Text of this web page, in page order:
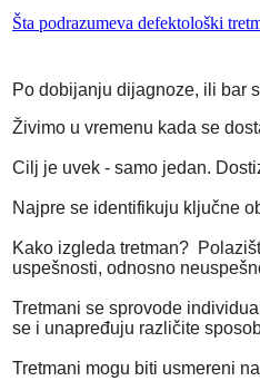
Šta podrazumeva defektološki
Po dobijanju dijagnoze, ili bar
Živimo u vremenu kada se
Cilj je uvek - samo jedan.
Najpre se identifikuju ključne
Kako izgleda tretman?
uspešnosti, odnosno
Tretmani se sprovode
se i unapređuju različite
Tretmani mogu biti usmereni